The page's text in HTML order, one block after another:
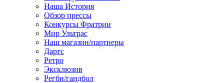
Наша История
Обзор прессы
Конкурсы Фратрии
Мир Ультрас
Наш магазин/партнеры
Дартс
Ретро
Эксклюзив
Регби/гандбол